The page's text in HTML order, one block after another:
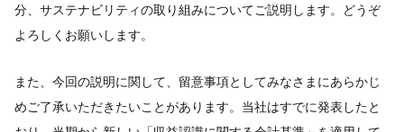
分、サステナビリティの取り組みについてご説明します。どうぞ
よろしくお願いします。
また、今回の説明に関して、留意事項としてみなさまにあらかじ
めご了承いただきたいことがあります。当社はすでに発表したと